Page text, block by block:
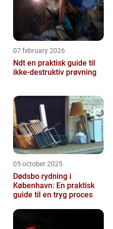
07 february 2026
Ndt en praktisk guide til
ikke-destruktiv prøvning
05 october 2025
Dødsbo rydning i
København: En praktisk
guide til en tryg proces